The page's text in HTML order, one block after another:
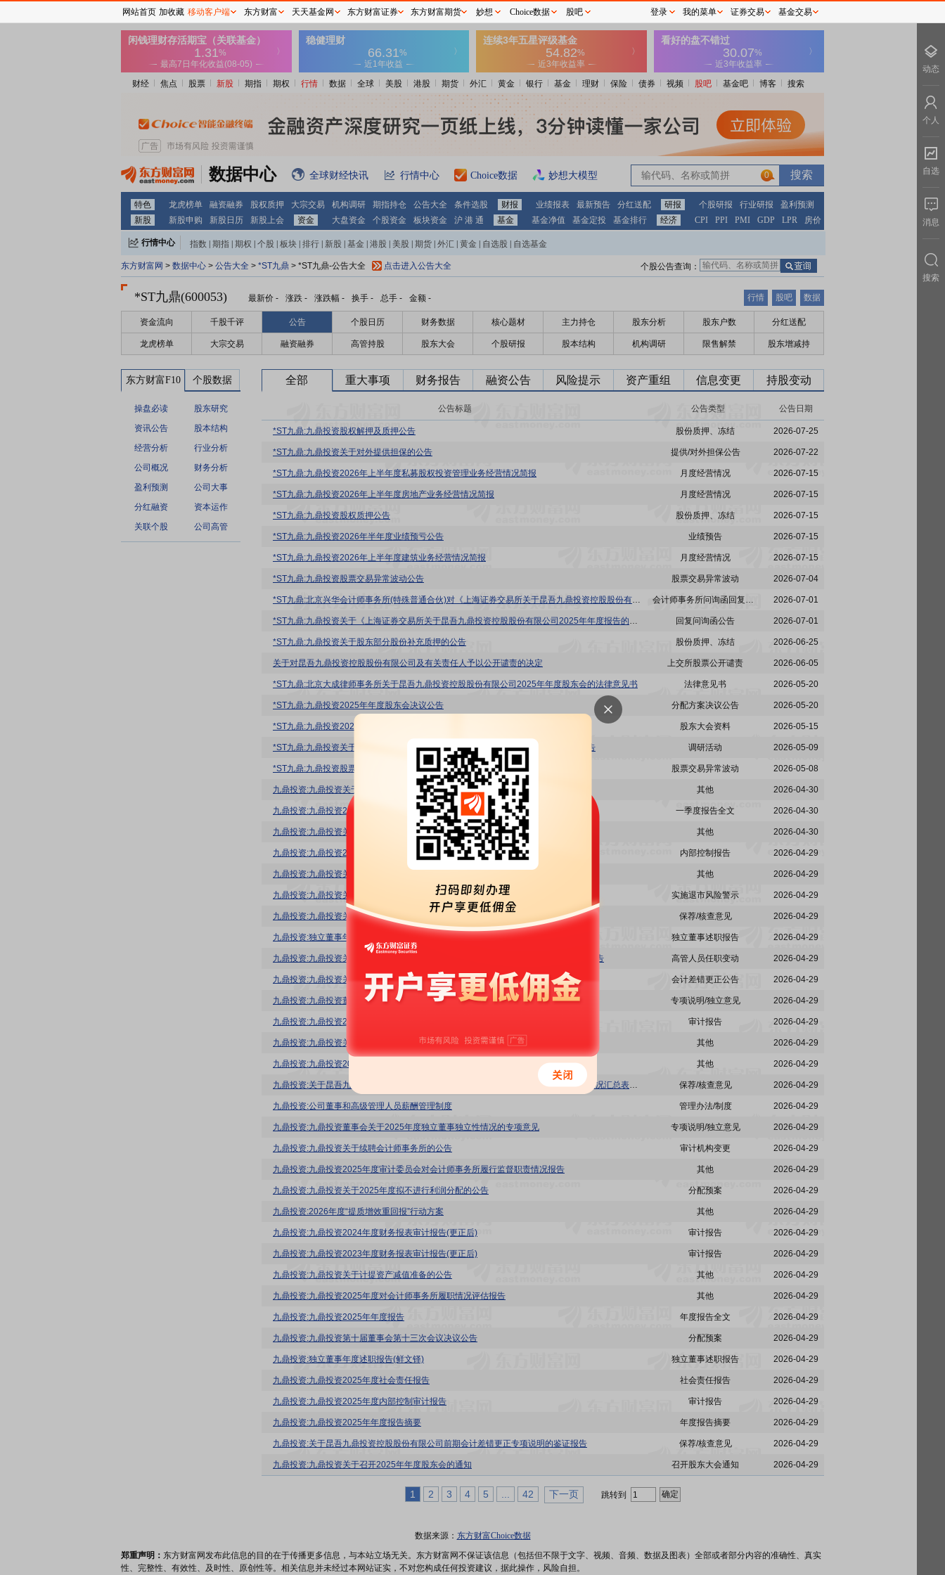
财经 焦点 股票 新股 期指 期权 行情 数据 全球 美股 港股 期货 外汇 黄金 银行 基金 理财 保险 债券 视频 股吧 基金吧 博客 搜索
数据中心 全球财经快讯 行情中心 Choice数据 妙想大模型 0
特色 龙虎榜单 融资融券 股权质押 大宗交易 机构调研 期指持仓 公告大全 条件选股 财报 业绩报表 最新预告 分红送配 研报 个股研报 行业研报
盈利预测
新股
新股申购 新股日历 新股上会 资金 大盘资金 个股资金 板块资金 沪 港 通 基金 基金净值 基金定投 基金排行 经济 CPI PPI PMI GDP LPR 房价
行情中心 指数 期指 期权 个股 板块 排行 新股 基金 港股 美股 期货 外汇 黄金 自选股 自选基金
东方财富网 > 数据中心 > 公告大全 > *ST九鼎 > *ST九鼎-公告大全 点击进入公告大全 个股公告查询：
*ST九鼎(600053) 最新价 - 涨跌 - 涨跌幅 - 换手 - 总手 - 金额 - 行情 股吧 数据
资金流向 千股千评 公告 个股日历 财务数据 核心题材 主力持仓 股东分析 股东户数 分红送配
龙虎榜单 大宗交易 融资融券 高管持股 股东大会 个股研报 股本结构 机构调研 限售解禁 股东增减持
东方财富F10 个股数据
操盘必读
股东研究
资讯公告
股本结构
经营分析
行业分析
公司概况
财务分析
盈利预测
公司大事
分红融资
资本运作
关联个股
公司高管
全部 重大事项 财务报告 融资公告 风险提示 资产重组 信息变更 持股变动
公告标题 公告类型 公告日期
*ST九鼎:九鼎投资股权解押及质押公告 股份质押、冻结 2026-07-25
*ST九鼎:九鼎投资关于对外提供担保的公告 提供/对外担保公告 2026-07-22
*ST九鼎:九鼎投资2026年上半年度私募股权投资管理业务经营情况简报 月度经营情况 2026-07-15
*ST九鼎:九鼎投资2026年上半年度房地产业务经营情况简报 月度经营情况 2026-07-15
*ST九鼎:九鼎投资股权质押公告 股份质押、冻结 2026-07-15
*ST九鼎:九鼎投资2026年半年度业绩预亏公告 业绩预告 2026-07-15
*ST九鼎:九鼎投资2026年上半年度建筑业务经营情况简报 月度经营情况 2026-07-15
*ST九鼎:九鼎投资股票交易异常波动公告 股票交易异常波动 2026-07-04
*ST九鼎:北京兴华会计师事务所(特殊普通合伙)对《上海证券交易所关于昆吾九鼎投资控股股份有限公司2025年年度报告的信息披露监管问询函》的回复 会计师事务所问询函回复公告 2026-07-01
*ST九鼎:九鼎投资关于《上海证券交易所关于昆吾九鼎投资控股股份有限公司2025年年度报告的信息披露监管问询函》的回复公告 回复问询函公告 2026-07-01
*ST九鼎:九鼎投资关于股东部分股份补充质押的公告 股份质押、冻结 2026-06-25
关于对昆吾九鼎投资控股股份有限公司及有关责任人予以公开谴责的决定 上交所股票公开谴责 2026-06-05
*ST九鼎:北京大成律师事务所关于昆吾九鼎投资控股股份有限公司2025年年度股东会的法律意见书 法律意见书 2026-05-20
*ST九鼎:九鼎投资2025年年度股东会决议公告 分配方案决议公告 2026-05-20
*ST九鼎:九鼎投资2025年年度股东会会议材料 股东大会资料 2026-05-15
*ST九鼎:九鼎投资关于参加江西辖区上市公司2026年投资者网上集体接待日活动的公告 调研活动 2026-05-09
*ST九鼎:九鼎投资股票交易异常波动公告 股票交易异常波动 2026-05-08
九鼎投资:九鼎投资关于网上投资者说明会召开情况的公告 其他 2026-04-30
九鼎投资:九鼎投资2026年第一季度报告 一季度报告全文 2026-04-30
九鼎投资:九鼎投资关于会计政策变更的公告 其他 2026-04-30
九鼎投资:九鼎投资2025年度内部控制评价报告 内部控制报告 2026-04-29
九鼎投资:九鼎投资关于举办网上投资者说明会的公告 其他 2026-04-29
九鼎投资:九鼎投资关于公司股票被实施退市风险警示暨停牌的公告 实施退市风险警示 2026-04-29
九鼎投资:九鼎投资关于营业收入扣除情况的专项核查意见 保荐/核查意见 2026-04-29
九鼎投资:独立董事年度述职报告(徐爽) 独立董事述职报告 2026-04-29
九鼎投资:九鼎投资关于补选第十届董事会非独立董事并调整董事会专门委员会组成的公告 高管人员任职变动 2026-04-29
九鼎投资:九鼎投资关于前期会计差错更正及追溯调整的公告 会计差错更正公告 2026-04-29
九鼎投资:九鼎投资董事会关于前期会计差错更正及追溯调整事项的说明 专项说明/独立意见 2026-04-29
九鼎投资:九鼎投资2025年度财务报表审计报告 审计报告 2026-04-29
九鼎投资:九鼎投资关于召开2025年度业绩说明会的公告 其他 2026-04-29
九鼎投资:九鼎投资2025年董事会审计委员会履职报告 其他 2026-04-29
九鼎投资:关于昆吾九鼎投资控股股份有限公司非经营性资金占用及其他关联资金往来情况汇总表的专项说明 保荐/核查意见 2026-04-29
九鼎投资:公司董事和高级管理人员薪酬管理制度 管理办法/制度 2026-04-29
九鼎投资:九鼎投资董事会关于2025年度独立董事独立性情况的专项意见 专项说明/独立意见 2026-04-29
九鼎投资:九鼎投资关于续聘会计师事务所的公告 审计机构变更 2026-04-29
九鼎投资:九鼎投资2025年度审计委员会对会计师事务所履行监督职责情况报告 其他 2026-04-29
九鼎投资:九鼎投资关于2025年度拟不进行利润分配的公告 分配预案 2026-04-29
九鼎投资:2026年度“提质增效重回报”行动方案 其他 2026-04-29
九鼎投资:九鼎投资2024年度财务报表审计报告(更正后) 审计报告 2026-04-29
九鼎投资:九鼎投资2023年度财务报表审计报告(更正后) 审计报告 2026-04-29
九鼎投资:九鼎投资关于计提资产减值准备的公告 其他 2026-04-29
九鼎投资:九鼎投资2025年度对会计师事务所履职情况评估报告 其他 2026-04-29
九鼎投资:九鼎投资2025年年度报告 年度报告全文 2026-04-29
九鼎投资:九鼎投资第十届董事会第十三次会议决议公告 分配预案 2026-04-29
九鼎投资:独立董事年度述职报告(鲜文铎) 独立董事述职报告 2026-04-29
九鼎投资:九鼎投资2025年度社会责任报告 社会责任报告 2026-04-29
九鼎投资:九鼎投资2025年度内部控制审计报告 审计报告 2026-04-29
九鼎投资:九鼎投资2025年年度报告摘要 年度报告摘要 2026-04-29
九鼎投资:关于昆吾九鼎投资控股股份有限公司前期会计差错更正专项说明的鉴证报告 保荐/核查意见 2026-04-29
九鼎投资:九鼎投资关于召开2025年年度股东会的通知 召开股东大会通知 2026-04-29
1 2 3 4 5 42 下一页 跳转到
数据来源： 东方财富Choice数据
郑重声明： 东方财富网发布此信息的目的在于传播更多信息，与本站立场无关。东方财富网不保证该信息（包括但不限于文字、视频、音频、数据及图表）全部或者部分内容的准确性、真实
性、完整性、有效性、及时性、原创性等。相关信息并未经过本网站证实，不对您构成任何投资建议，据此操作，风险自担。
网站首页 加收藏 移动客户端 东方财富 天天基金网 东方财富证券 东方财富期货 妙想 Choice数据 股吧 登录 我的菜单 证券交易 基金交易
动态
个人
自选
消息
搜索